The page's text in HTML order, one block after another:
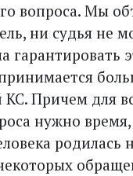
вопроса. Мы
ни судья не
гарантировать
КС. Причем для
нужно
родилась